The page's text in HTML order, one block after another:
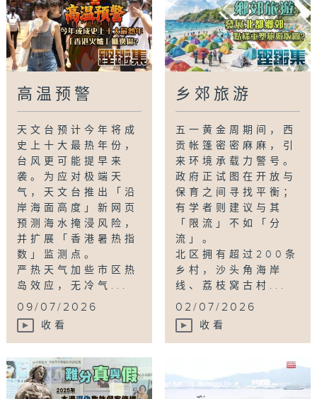
高温预警
天文台预计今年将成
史上十大最热年份，
台风更可能提早来
袭。为应对极端天
气，天文台推出「沿
岸海面高度」新网页
预测海水掩浸风险，
并扩展「香港暑热指
数」监测点。
严热天气加些市区热
岛效应，无冷气...
09/07/2026
收看
乡郊旅游
五一黄金周期间，西
贡帐篷密密麻麻，引
来环境承载力警号。
政府正试图在开放与
保育之间寻找平衡；
有学者则建议与其
「限流」不如「分
流」。
北区拥有超过200条
乡村，沙头角海岸
线、荔枝窝古村...
02/07/2026
收看